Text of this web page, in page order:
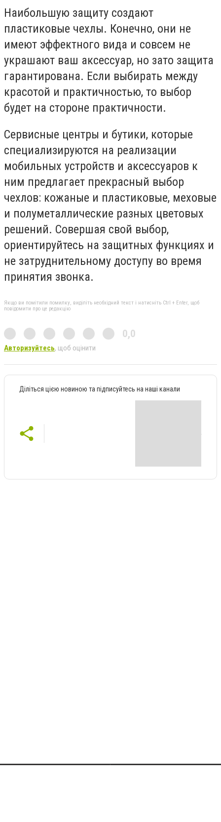
Наибольшую защиту создают
пластиковые чехлы. Конечно, они не
имеют эффектного вида и совсем не
украшают ваш аксессуар, но зато защита
гарантирована. Если выбирать между
красотой и практичностью, то выбор
будет на стороне практичности.
Сервисные центры и бутики, которые
специализируются на реализации
мобильных устройств и аксессуаров к
ним предлагает прекрасный выбор
чехлов: кожаные и пластиковые, меховые
и полуметаллические разных цветовых
решений. Совершая свой выбор,
ориентируйтесь на защитных функциях и
не затруднительному доступу во время
принятия звонка.
Якщо ви помітили помилку, виділіть необхідний текст і натисніть Ctrl + Enter, щоб
повідомити про це редакцію
0,0
Авторизуйтесь, щоб оцінити
Діліться цією новиною та підписуйтесь на наші канали